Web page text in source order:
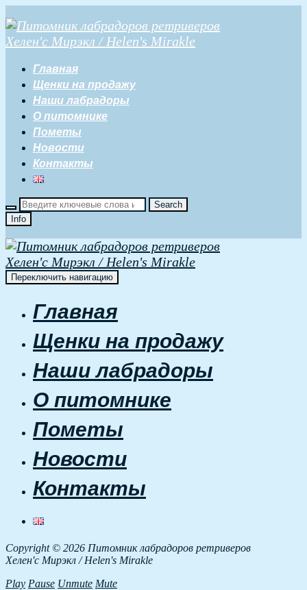
Главная
Щенки на продажу
Наши лабрадоры
О питомнике
Пометы
Новости
Контакты
Info
Переключить навигацию
Главная
Щенки на продажу
Наши лабрадоры
О питомнике
Пометы
Новости
Контакты
Copyright © 2026 Питомник лабрадоров ретриверов
Хелен'с Мирэкл / Helen's Mirakle
Play Pause Unmute Mute